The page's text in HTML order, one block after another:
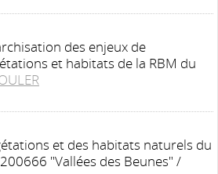
des enjeux de
et habitats de la RBM du
et des habitats naturels du
"Vallées des Beunes" /